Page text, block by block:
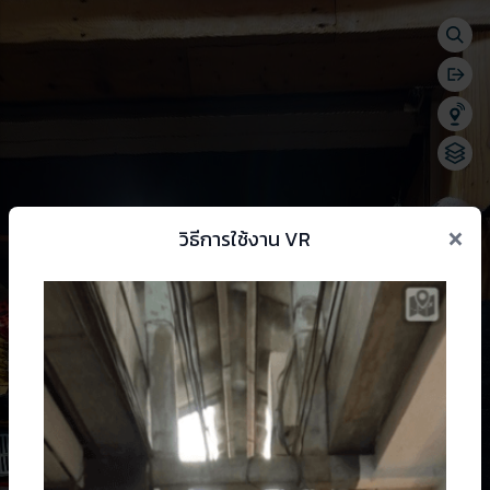
language
×
วิธีการใช้งาน VR